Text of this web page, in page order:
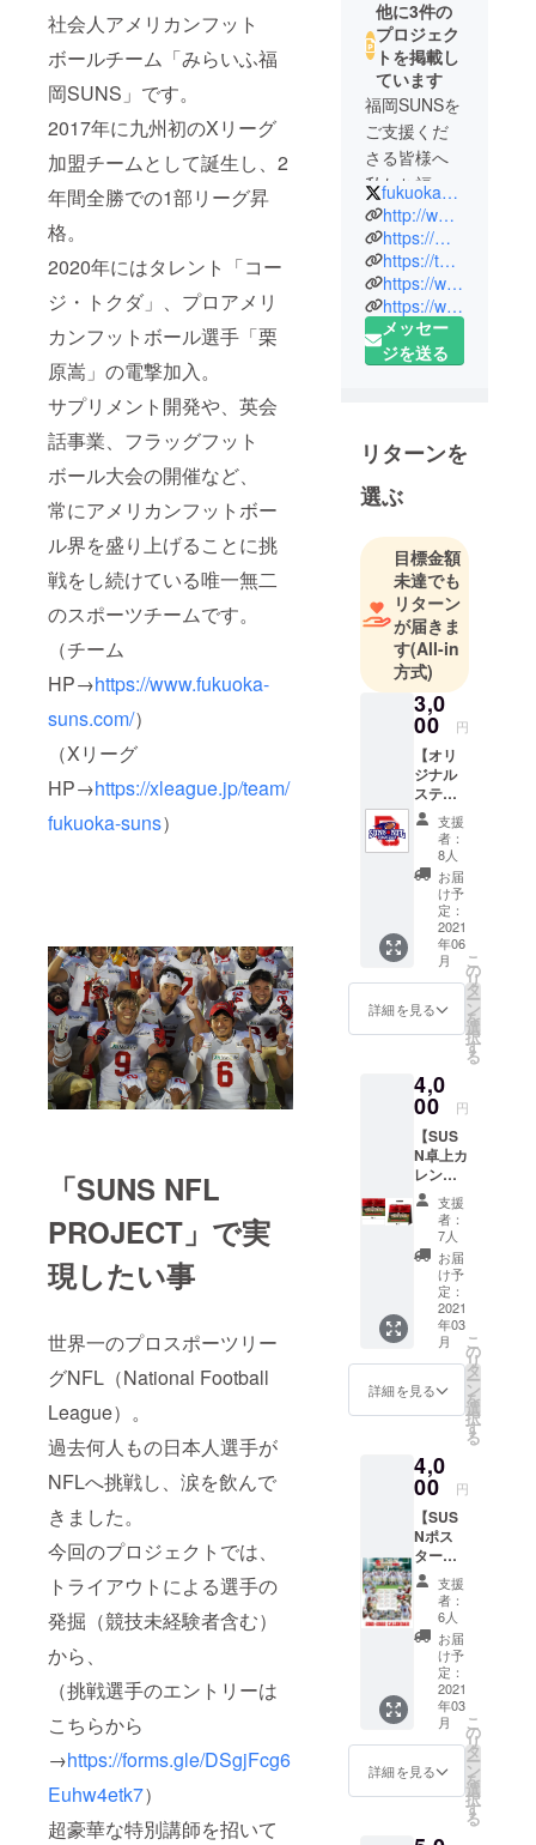
社会人アメリカンフット
ボールチーム「みらいふ福
岡SUNS」です。
2017年に九州初のXリーグ
加盟チームとして誕生し、2
年間全勝での1部リーグ昇
格。
2020年にはタレント「コー
ジ・トクダ」、プロアメリ
カンフットボール選手「栗
原嵩」の電撃加入。
サプリメント開発や、英会
話事業、フラッグフット
ボール大会の開催など、
常にアメリカンフットボー
ル界を盛り上げることに挑
戦をし続けている唯一無二
のスポーツチームです。
（チーム
HP→https://www.fukuoka-
suns.com/）
（Xリーグ
HP→https://xleague.jp/team/
fukuoka-suns）
「SUNS NFL
PROJECT」で実
現したい事
世界一のプロスポーツリー
グNFL（National Football
League）。
過去何人もの日本人選手が
NFLへ挑戦し、涙を飲んで
きました。
今回のプロジェクトでは、
トライアウトによる選手の
発掘（競技未経験者含む）
から、
（挑戦選手のエントリーは
こちらから
→https://forms.gle/DSgjFcg6
Euhw4etk7）
超豪華な特別講師を招いて
他に3件の
プロジェク
トを掲載し
ています
福岡SUNSを
ご支援くだ
さる皆様へ
私たち福岡
SUNSは２０
１７年１月
に、九州唯
一のXリーグ
参入チーム
として創部
いたしま
甲子園ボウ
ルが全日本
大学選手権
え、九州の
学生も「日
本一」を目
指すように
なりまし
た。
以後、九州
の大学生の
アメリカン
フットボー
ルのレベル
は大幅に向
上しまし
昨年、2015
年度は九州
代表の西南
学院大学が
ベスト４へ
と駒を進
立命館大学
にも敗れは
しました
し、関西の
フットボー
ルファンか
らも注目さ
れる存在と
なりまし
た。
現状の中、
現在九州に
おける社会
人フット
ボールはX
リーグ所属
チームがな
なっており
ます。チー
ム数、所属
人数共に減
fukuoka_suns
http://www.fukuoka-suns.com
https://m.facebook.com/%E7%A6%8F%E5%B2%A1SUNs-%E3%82%A2%E3%83%A1%E3%83%AA%E3%82%AB%E3%83%B3%E3%83%95%E3%83%83%E3%83%88%E3%83%9C%E3%83%BC%E3%83%AB%E3%83%81%E3%83%BC%E3%83%A0-824405674368154/
https://twitter.com/fukuoka_suns
https://www.instagram.com/fukuoka.suns.football/
https://www.youtube.com/channel/UCgCf8f_QIjTvXTYYupsB2nA?view_as=subscriber
メッセー
ジを送る
リターンを
選ぶ
目標金額
未達でも
リターン
が届きま
す(All-in
方式)
3,0
00 円
【オリ
ジナル
ステッ
カー】
・
「SUN
S NFL
PROJE
CT」ロ
ゴ入り
オリジ
ナルス
テッ
カー（7
㎝×7
からの
お礼の
メール
支援
者：
8人
お届
け予
定：
2021
年06
月
詳細を見る
こ
の
リ
タ
ー
ン
を
選
択
す
る
4,0
00 円
【SUS
N卓上カ
レン
ダー
（2021.
2022.3
）】 ・
みらい
ふ福岡
SUNS
の卓上
カレン
ダー
（2021
年4月～
3月）
（A5サ
イズ）
・チー
ムから
のお礼
のメー
支援
者：
7人
お届
け予
定：
2021
年03
月
詳細を見る
こ
の
リ
タ
ー
ン
を
選
択
す
る
4,0
00 円
【SUS
Nポス
ターカ
レン
ダー
（2021.
4-
2022.3
）】 ・
みらい
ふ福岡
SUNS
のポス
ターカ
レン
支援
者：
6人
お届
け予
定：
2021
年03
月
詳細を見る
こ
の
リ
タ
ー
ン
を
選
択
す
る